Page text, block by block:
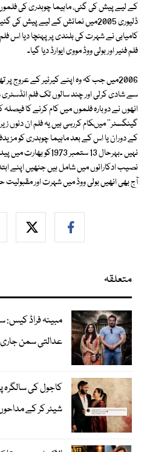
کے لیے پیش کی گئی، ماہیما چوہدری کی
ڈلیوری 2005میں نمائش کے لیے پیش
کامیابی نے شہرت کی بلندی پر پہنچا دیا اس
فلم فئیر اور بولی ووڈ مووی ایوارڈ دیا گیا۔
2006میں جب کہ وہ اپنے کیرئیر کے عروج
سے شادی کرلی اور چند سالوں تک فلم
انھوں نے دوبارہ فلموں میں کام کرنے کا فیصلہ
گینگسٹر'' میںکام کررہی ہیں یہ فلم ان دنوں
کے دوران یا اس کے بعد ماہیما چوہدری کو
نہیں ۔بہرحال 13 ستمبر
نصیب ادکارائوں میں شامل ہیں جنھیں اپنے
آج بھی انھیں بولی ووڈ میں شہرت اور
متعلقہ
مبینہ فراڈ کیس:
عدالتی سمن جاری
کاجول کی سالگرہ
شیئر کر کے